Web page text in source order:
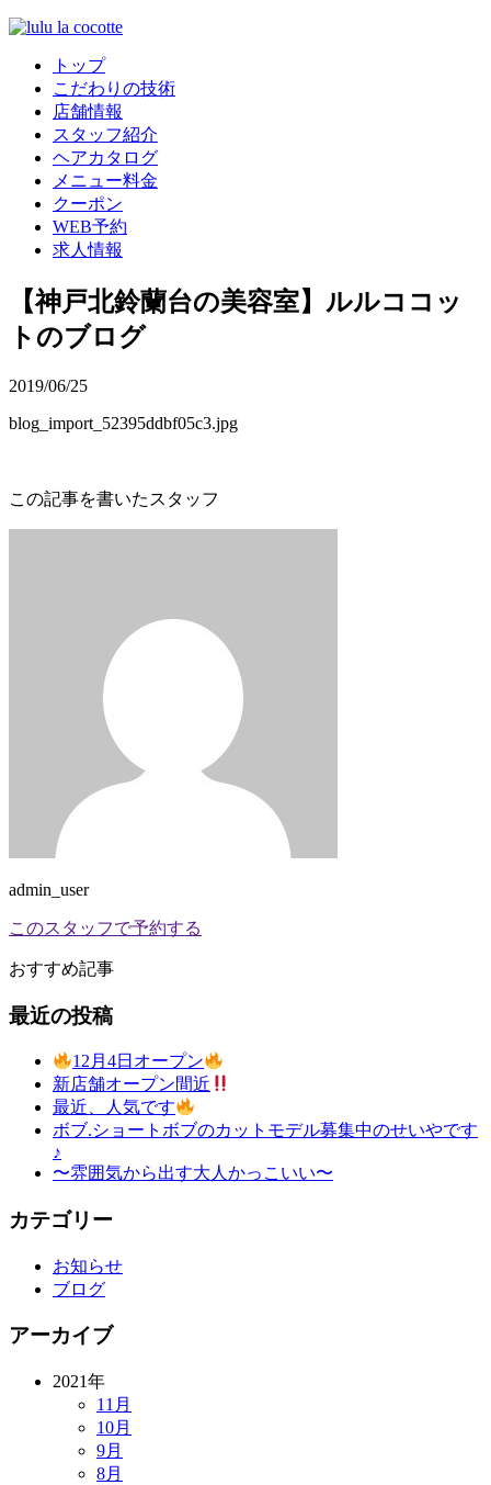
トップ
こだわりの技術
店舗情報
スタッフ紹介
ヘアカタログ
メニュー料金
クーポン
WEB予約
求人情報
【神戸北鈴蘭台の美容室】ルルココッ
トのブログ
2019/06/25
blog_import_52395ddbf05c3.jpg
この記事を書いたスタッフ
admin_user
このスタッフで予約する
おすすめ記事
最近の投稿
12月4日オープン
新店舗オープン間近
最近、人気です
ボブ.ショートボブのカットモデル募集中のせいやです
♪
〜雰囲気から出す大人かっこいい〜
カテゴリー
お知らせ
ブログ
アーカイブ
2021年
11月
10月
9月
8月